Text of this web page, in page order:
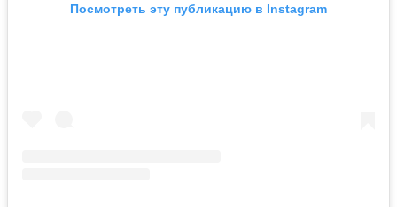
Посмотреть эту публикацию в Instagram